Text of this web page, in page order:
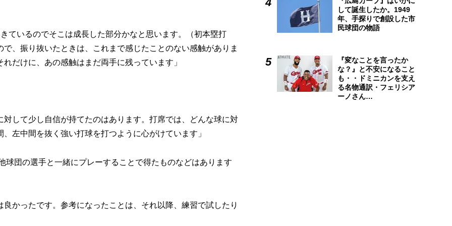
ているのでそこは成長した部分かなと思います。（初本塁打
、振り抜いたときは、これまで感じたことのない感触がありま
だけに、あの感触はまだ両手に残っています」
して少し自信が持てたのはあります。打席では、どんな球に対
左中間を抜く強い打球を打つように心がけています」
団の選手と一緒にプレーすることで得たものなどはあります
かったです。参考になったことは、それ以降、練習で試したり
して誕生したか。1949
年、手探りで創設した市
民球団の物語
『変なことを言ったか
な？』と不安になること
も・・ドミニカンを支え
る名物通訳・フェリシア
ーノさん…